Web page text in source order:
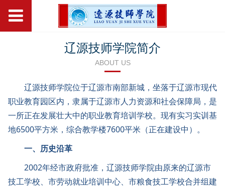
辽源技师学院简介
ABOUT US
辽源技师学院位于辽源市南部新城，坐落于辽源市现代
职业教育园区内，隶属于辽源市人力资源和社会保障局，是
一所正在发展壮大中的职业教育培训学校。现有实习实训基
地6500平方米，综合教学楼7600平米（正在建设中）。
一、历史沿革
2002年经市政府批准，辽源技师学院由原来的辽源市
技工学校、市劳动就业培训中心、市粮食技工学校合并组建